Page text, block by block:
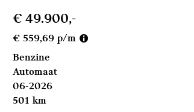
€ 49.900,-
€ 559,69 p/m
Benzine
Automaat
06-2026
501 km